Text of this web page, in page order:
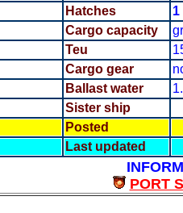
Hatches
1
Cargo capacity
Teu
Cargo gear
Ballast water
Sister ship
Posted
Last updated
PORT